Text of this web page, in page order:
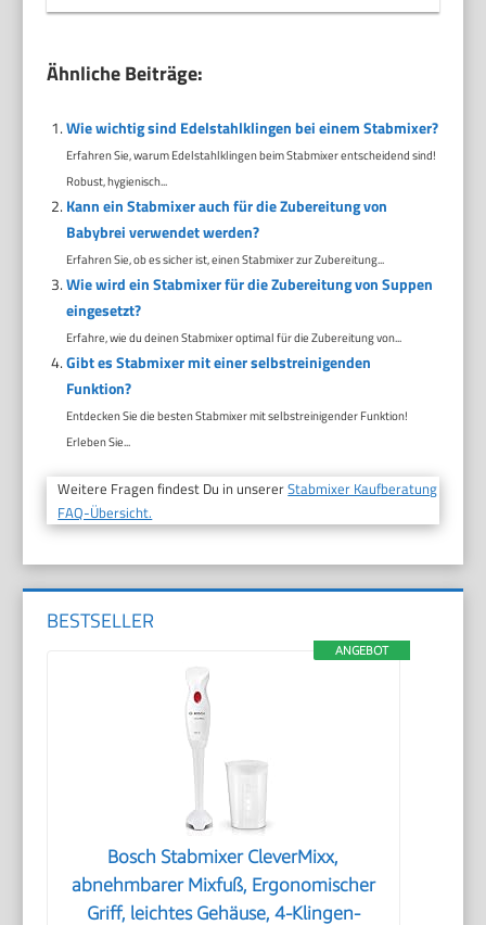
Ähnliche Beiträge:
Wie wichtig sind Edelstahlklingen bei einem Stabmixer?
Erfahren Sie, warum Edelstahlklingen beim Stabmixer entscheidend sind!
Robust, hygienisch...
Kann ein Stabmixer auch für die Zubereitung von
Babybrei verwendet werden?
Erfahren Sie, ob es sicher ist, einen Stabmixer zur Zubereitung...
Wie wird ein Stabmixer für die Zubereitung von Suppen
eingesetzt?
Erfahre, wie du deinen Stabmixer optimal für die Zubereitung von...
Gibt es Stabmixer mit einer selbstreinigenden
Funktion?
Entdecken Sie die besten Stabmixer mit selbstreinigender Funktion!
Erleben Sie...
Weitere Fragen findest Du in unsererStabmixer Kaufberatung
FAQ-Übersicht.
BESTSELLER
ANGEBOT
Bosch Stabmixer CleverMixx,
abnehmbarer Mixfuß, Ergonomischer
Griff, leichtes Gehäuse, 4-Klingen-